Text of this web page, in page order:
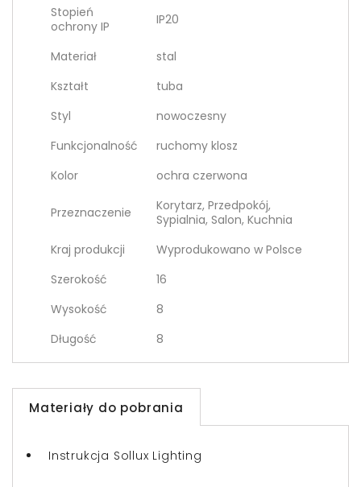
Stopień
ochrony IP
IP20
Materiał
stal
Kształt
tuba
Styl
nowoczesny
Funkcjonalność
ruchomy klosz
Kolor
ochra czerwona
Przeznaczenie
Korytarz, Przedpokój,
Sypialnia, Salon, Kuchnia
Kraj produkcji
Wyprodukowano w Polsce
Szerokość
16
Wysokość
8
Długość
8
Materiały do pobrania
Instrukcja Sollux Lighting